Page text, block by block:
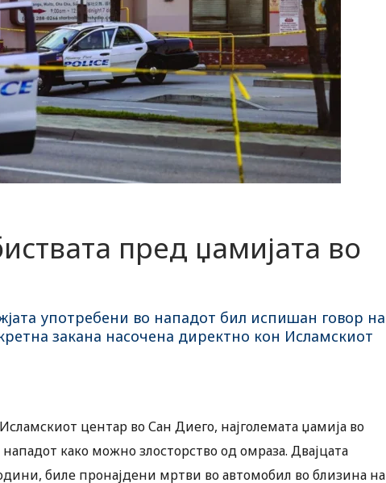
пред џамијата во
употребени во нападот бил испишан говор на
закана насочена директно кон Исламскиот
центар во Сан Диего, најголемата џамија во
како можно злосторство од омраза. Двајцата
биле пронајдени мртви во автомобил во близина на